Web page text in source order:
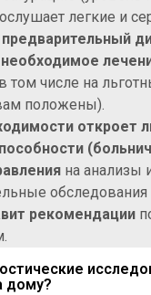
легкие и
необходимое
том числе на
положены).
откроет
на анализы
обследования
рекомендации
дому?